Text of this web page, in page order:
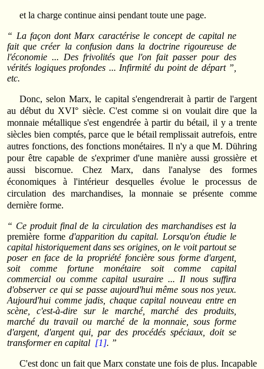
et la charge continue ainsi pendant toute une page.
“ La façon dont Marx caractérise le concept de capital ne
fait que créer la confusion dans la doctrine rigoureuse de
l'économie ... Des frivolités que l'on fait passer pour des
vérités logiques profondes ... Infirmité du point de départ ”,
etc.
Donc, selon Marx, le capital s'engendrerait à partir de l'argent
au début du XVI° siècle. C'est comme si on voulait dire que la
monnaie métallique s'est engendrée à partir du bétail, il y a trente
siècles bien comptés, parce que le bétail remplissait autrefois, entre
autres fonctions, des fonctions monétaires. Il n'y a que M. Dühring
pour être capable de s'exprimer d'une manière aussi grossière et
aussi biscornue. Chez Marx, dans l'analyse des formes
économiques à l'intérieur desquelles évolue le processus de
circulation des marchandises, la monnaie se présente comme
dernière forme.
“ Ce produit final de la circulation des marchandises est la
première forme d'apparition du capital. Lorsqu'on étudie le
capital historiquement dans ses origines, on le voit partout se
poser en face de la propriété foncière sous forme d'argent,
soit comme fortune monétaire soit comme capital
commercial ou comme capital usuraire ... Il nous suffira
d'observer ce qui se passe aujourd'hui même sous nos yeux.
Aujourd'hui comme jadis, chaque capital nouveau entre en
scène, c'est-à-dire sur le marché, marché des produits,
marché du travail ou marché de la monnaie, sous forme
d'argent, d'argent qui, par des procédés spéciaux, doit se
transformer en capital [1]. ”
C'est donc un fait que Marx constate une fois de plus. Incapable